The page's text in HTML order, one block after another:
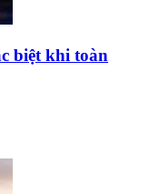
biệt khi toàn